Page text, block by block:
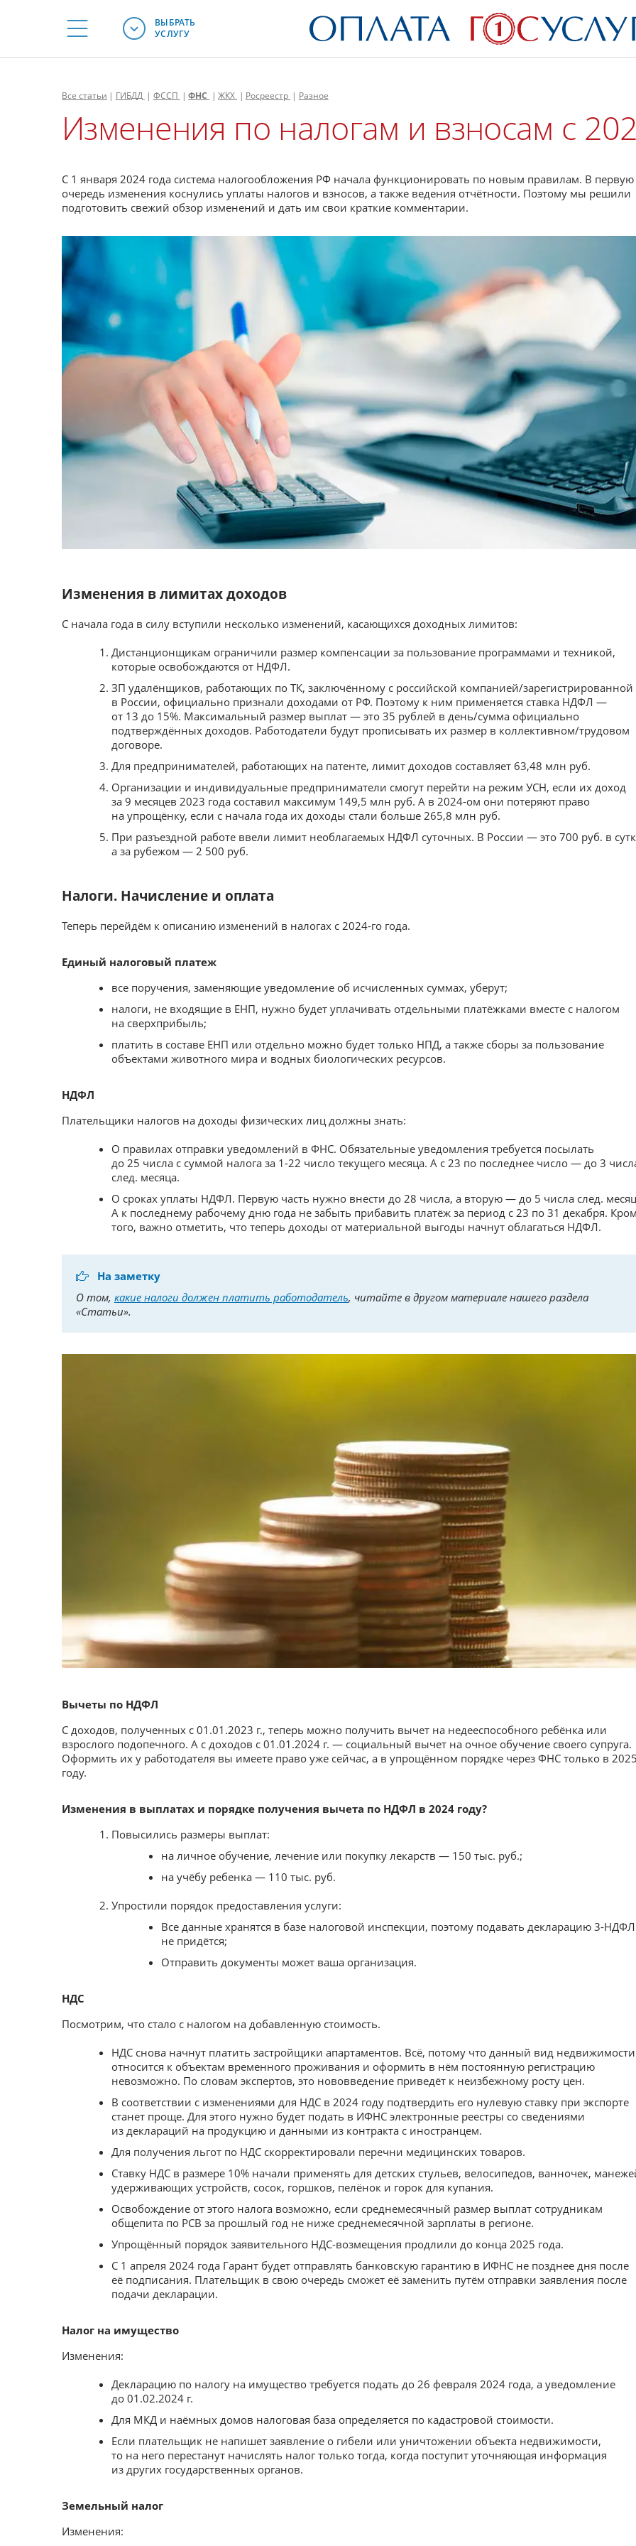
ВЫБРАТЬ
УСЛУГУ
Все статьи | ГИБДД | ФССП | ФНС | ЖКХ | Росреестр | Разное
Изменения по налогам и взносам с
С 1 января 2024 года система налогообложения РФ начала функционировать по новым правилам. В первую
очередь изменения коснулись уплаты налогов и взносов, а также ведения отчётности. Поэтому мы решили
подготовить свежий обзор изменений и дать им свои краткие комментарии.
Изменения в лимитах доходов
С начала года в силу вступили несколько изменений, касающихся доходных лимитов:
Дистанционщикам ограничили размер компенсации за пользование программами и техникой,
которые освобождаются от НДФЛ.
ЗП удалёнщиков, работающих по ТК, заключённому с российской компанией/зарегистрированной
в России, официально признали доходами от РФ. Поэтому к ним применяется ставка НДФЛ —
от 13 до 15%. Максимальный размер выплат — это 35 рублей в день/сумма официально
подтверждённых доходов. Работодатели будут прописывать их размер в коллективном/трудовом
договоре.
Для предпринимателей, работающих на патенте, лимит доходов составляет 63,48 млн руб.
Организации и индивидуальные предприниматели смогут перейти на режим УСН, если их доход
за 9 месяцев 2023 года составил максимум 149,5 млн руб. А в 2024-ом они потеряют право
на упрощёнку, если с начала года их доходы стали больше 265,8 млн руб.
При разъездной работе ввели лимит необлагаемых НДФЛ суточных. В России — это 700 руб. в
а за рубежом — 2 500 руб.
Налоги. Начисление и оплата
Теперь перейдём к описанию изменений в налогах с 2024-го года.
Единый налоговый платеж
все поручения, заменяющие уведомление об исчисленных суммах, уберут;
налоги, не входящие в ЕНП, нужно будет уплачивать отдельными платёжками вместе с налогом
на сверхприбыль;
платить в составе ЕНП или отдельно можно будет только НПД, а также сборы за пользование
объектами животного мира и водных биологических ресурсов.
НДФЛ
Плательщики налогов на доходы физических лиц должны знать:
О правилах отправки уведомлений в ФНС. Обязательные уведомления требуется посылать
до 25 числа с суммой налога за 1-22 число текущего месяца. А с 23 по последнее число — до 3
след. месяца.
О сроках уплаты НДФЛ. Первую часть нужно внести до 28 числа, а вторую — до 5 числа след.
А к последнему рабочему дню года не забыть прибавить платёж за период с 23 по 31 декабря.
того, важно отметить, что теперь доходы от материальной выгоды начнут облагаться НДФЛ.
На заметку
О том, какие налоги должен платить работодатель, читайте в другом материале нашего раздела
«Статьи».
Вычеты по НДФЛ
С доходов, полученных с 01.01.2023 г., теперь можно получить вычет на недееспособного ребёнка или
взрослого подопечного. А с доходов с 01.01.2024 г. — социальный вычет на очное обучение своего супруга.
Оформить их у работодателя вы имеете право уже сейчас, а в упрощённом порядке через ФНС только в
году.
Изменения в выплатах и порядке получения вычета по НДФЛ в 2024 году?
Повысились размеры выплат:
на личное обучение, лечение или покупку лекарств — 150 тыс. руб.;
на учёбу ребенка — 110 тыс. руб.
Упростили порядок предоставления услуги:
Все данные хранятся в базе налоговой инспекции, поэтому подавать декларацию 3-НДФЛ
не придётся;
Отправить документы может ваша организация.
НДС
Посмотрим, что стало с налогом на добавленную стоимость.
НДС снова начнут платить застройщики апартаментов. Всё, потому что данный вид недвижимости
относится к объектам временного проживания и оформить в нём постоянную регистрацию
невозможно. По словам экспертов, это нововведение приведёт к неизбежному росту цен.
В соответствии с изменениями для НДС в 2024 году подтвердить его нулевую ставку при экспорте
станет проще. Для этого нужно будет подать в ИФНС электронные реестры со сведениями
из деклараций на продукцию и данными из контракта с иностранцем.
Для получения льгот по НДС скорректировали перечни медицинских товаров.
Ставку НДС в размере 10% начали применять для детских стульев, велосипедов, ванночек,
удерживающих устройств, сосок, горшков, пелёнок и горок для купания.
Освобождение от этого налога возможно, если среднемесячный размер выплат сотрудникам
общепита по РСВ за прошлый год не ниже среднемесячной зарплаты в регионе.
Упрощённый порядок заявительного НДС-возмещения продлили до конца 2025 года.
С 1 апреля 2024 года Гарант будет отправлять банковскую гарантию в ИФНС не позднее дня после
её подписания. Плательщик в свою очередь сможет её заменить путём отправки заявления после
подачи декларации.
Налог на имущество
Изменения:
Декларацию по налогу на имущество требуется подать до 26 февраля 2024 года, а уведомление
до 01.02.2024 г.
Для МКД и наёмных домов налоговая база определяется по кадастровой стоимости.
Если плательщик не напишет заявление о гибели или уничтожении объекта недвижимости,
то на него перестанут начислять налог только тогда, когда поступит уточняющая информация
из других государственных органов.
Земельный налог
Изменения: